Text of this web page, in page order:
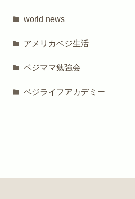
world news
アメリカベジ生活
ベジママ勉強会
ベジライフアカデミー